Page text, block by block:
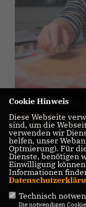
Heidrun
Cookie Hinweis
Diese Webseite
sind, um die
verwenden wir
helfen, unser
Optmierung). Für
Dienste, benötigen
Einwilligung
Informationen
Technisch
Die notwendigen